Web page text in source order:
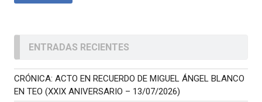
ENTRADAS RECIENTES
CRÓNICA: ACTO EN RECUERDO DE MIGUEL ÁNGEL BLANCO
EN TEO (XXIX ANIVERSARIO – 13/07/2026)